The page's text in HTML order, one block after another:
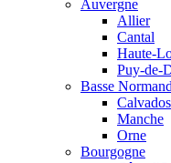
Auvergne
Allier
Cantal
Haute-
Puy-de-
Basse
Calvados
Manche
Orne
Bourgogne